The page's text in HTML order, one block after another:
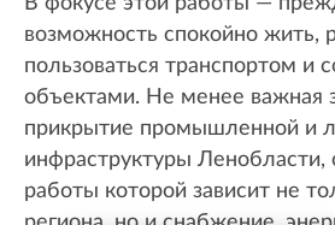
возможность спокойно жить,
пользоваться транспортом и
объектами. Не менее важная
прикрытие промышленной и
инфраструктуры Ленобласти,
работы которой зависит не